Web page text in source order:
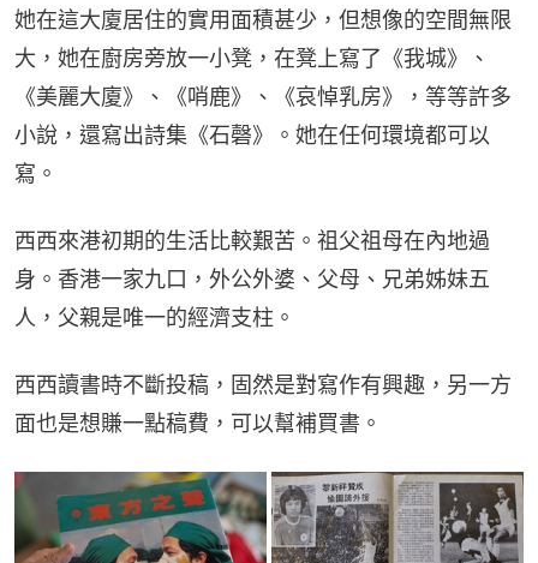
她在這大廈居住的實用面積甚少，但想像的空間無限
大，她在廚房旁放一小凳，在凳上寫了《我城》、
《美麗大廈》、《哨鹿》、《哀悼乳房》，等等許多
小說，還寫出詩集《石磬》。她在任何環境都可以
寫。
西西來港初期的生活比較艱苦。祖父祖母在內地過
身。香港一家九口，外公外婆、父母、兄弟姊妹五
人，父親是唯一的經濟支柱。
西西讀書時不斷投稿，固然是對寫作有興趣，另一方
面也是想賺一點稿費，可以幫補買書。